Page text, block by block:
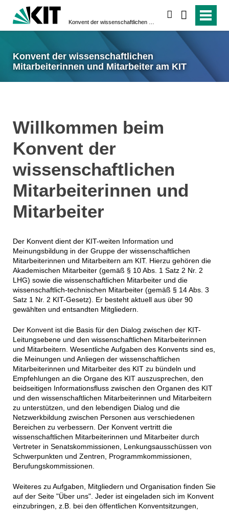
Konvent der wissenschaftlichen
Mitarbeiterinnen und Mitarbeiter am KIT
Willkommen beim
Konvent der
wissenschaftlichen
Mitarbeiterinnen und
Mitarbeiter
Der Konvent dient der KIT-weiten Information und
Meinungsbildung in der Gruppe der wissenschaftlichen
Mitarbeiterinnen und Mitarbeitern am KIT. Hierzu gehören die
Akademischen Mitarbeiter (gemäß § 10 Abs. 1 Satz 2 Nr. 2
LHG) sowie die wissenschaftlichen Mitarbeiter und die
wissenschaftlich-technischen Mitarbeiter (gemäß § 14 Abs. 3
Satz 1 Nr. 2 KIT-Gesetz). Er besteht aktuell aus über 90
gewählten und entsandten Mitgliedern.
Der Konvent ist die Basis für den Dialog zwischen der KIT-
Leitungsebene und den wissenschaftlichen Mitarbeiterinnen
und Mitarbeitern. Wesentliche Aufgaben des Konvents sind es,
die Meinungen und Anliegen der wissenschaftlichen
Mitarbeiterinnen und Mitarbeiter des KIT zu bündeln und
Empfehlungen an die Organe des KIT auszusprechen, den
beidseitigen Informationsfluss zwischen den Organen des KIT
und den wissenschaftlichen Mitarbeiterinnen und Mitarbeitern
zu unterstützen, und den lebendigen Dialog und die
Netzwerkbildung zwischen Personen aus verschiedenen
Bereichen zu verbessern. Der Konvent vertritt die
wissenschaftlichen Mitarbeiterinnen und Mitarbeiter durch
Vertreter in Senatskommissionen, Lenkungsausschüssen von
Schwerpunkten und Zentren, Programmkommissionen,
Berufungskommissionen.
Weiteres zu Aufgaben, Mitgliedern und Organisation finden Sie
auf der Seite "Über uns". Jeder ist eingeladen sich im Konvent
einzubringen, z.B. bei den öffentlichen Konventsitzungen,